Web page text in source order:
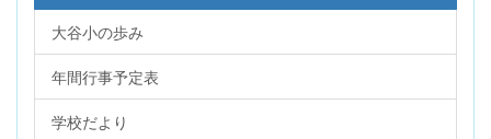
大谷小の歩み
年間行事予定表
学校だより